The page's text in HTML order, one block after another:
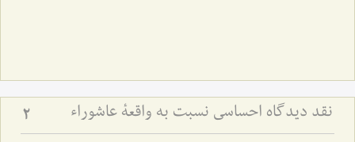
نقد دیدگاه احساسی نسبت به واقعۀ عاشوراء 2